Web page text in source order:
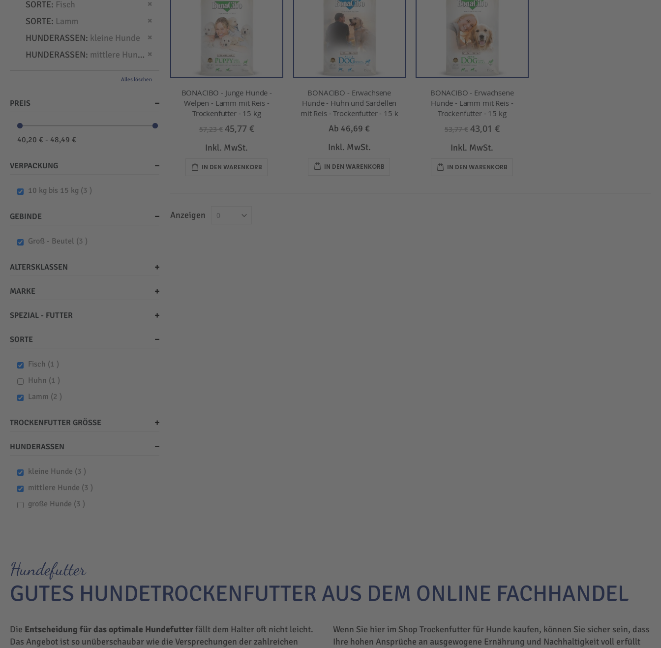
BONACIBO - Junge Hunde -
Welpen - Lamm mit Reis -
Trockenfutter - 15 kg
57,23 € 45,77 €
Inkl. MwSt.
IN DEN WARENKORB
BONACIBO - Erwachsene
Hunde - Huhn und Sardellen
mit Reis - Trockenfutter - 15 k
Ab 46,69 €
Inkl. MwSt.
IN DEN WARENKORB
BONACIBO - Erwachsene
Hunde - Lamm mit Reis -
Trockenfutter - 15 kg
53,77 € 43,01 €
Inkl. MwSt.
IN DEN WARENKORB
Anzeigen
SORTE Fisch
SORTE Lamm
HUNDERASSEN kleine Hunde
Dies entfernen
HUNDERASSEN mittlere Hunde
Alles löschen
PREIS
40,20 € - 48,49 €
VERPACKUNG
10 kg bis 15 kg 3 items
GEBINDE
Groß - Beutel 3 items
ALTERSKLASSEN
MARKE
SPEZIAL - FUTTER
SORTE
Fisch 1 item
Huhn 1 item
Lamm 2 items
TROCKENFUTTER GRÖSSE
HUNDERASSEN
kleine Hunde 3 items
mittlere Hunde 3 items
große Hunde 3 items
Hundefutter
GUTES HUNDETROCKENFUTTER AUS DEM ONLINE FACHHANDEL
Die Entscheidung für das optimale Hundefutterfällt dem Halter oft nicht leicht.
Das Angebot ist so unüberschaubar wie die Versprechungen der zahlreichen
Wenn Sie hier im Shop Trockenfutter für Hunde kaufen, können Sie sicher sein, dass
Ihre hohen Ansprüche an ausgewogene Ernährung und Nachhaltigkeit voll erfüllt